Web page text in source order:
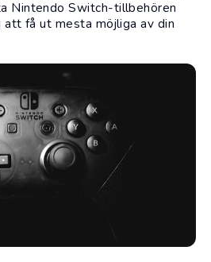
Nintendo Switch-tillbehören
att få ut mesta möjliga av din